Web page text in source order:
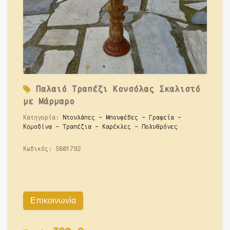
Παλαιό Τραπέζι Κονσόλας Σκαλιστό
με Μάρμαρο
Κατηγορία: Ντουλάπες - Μπουφέδες - Γραφεία -
Κομοδίνα - Τραπέζια - Καρέκλες - Πολυθρόνες
Κωδικός: 5801792
Επικοινωνία